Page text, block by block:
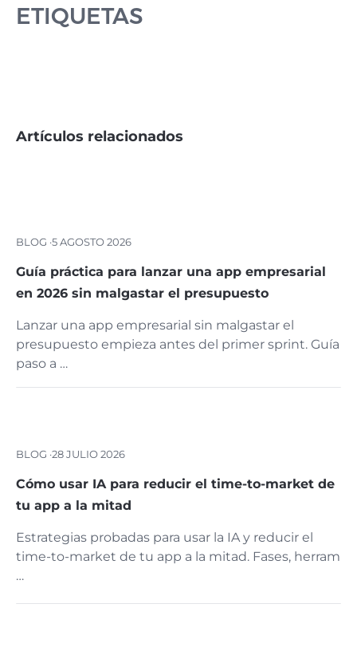
ETIQUETAS
Artículos relacionados
BLOG ·5 AGOSTO 2026
Guía práctica para lanzar una app empresarial
en 2026 sin malgastar el presupuesto
Lanzar una app empresarial sin malgastar el
presupuesto empieza antes del primer sprint. Guía
paso a …
BLOG ·28 JULIO 2026
Cómo usar IA para reducir el time-to-market de
tu app a la mitad
Estrategias probadas para usar la IA y reducir el
time-to-market de tu app a la mitad. Fases, herram
…